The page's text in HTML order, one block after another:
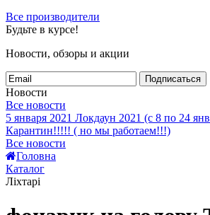
Все производители
Будьте в курсе!
Новости, обзоры и акции
Подписаться
Новости
Все новости
5 января 2021 Локдаун 2021 (с 8 по 24
Карантин!!!!! ( но мы работаем!!!)
Все новости
Головна
Каталог
Ліхтарі